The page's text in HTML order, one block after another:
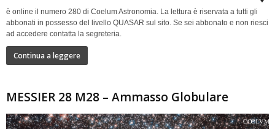
è online il numero 280 di Coelum Astronomia. La lettura è riservata a tutti gli
abbonati in possesso del livello QUASAR sul sito. Se sei abbonato e non riesci
ad accedere contatta la segreteria.
Continua a leggere
MESSIER 28 M28 – Ammasso Globulare